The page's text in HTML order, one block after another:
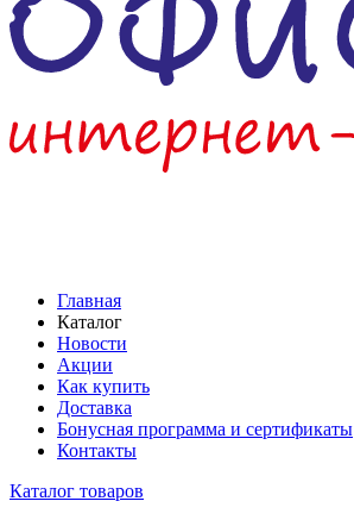
Главная
Каталог
Новости
Акции
Как купить
Доставка
Бонусная программа и сертификаты
Контакты
Каталог товаров